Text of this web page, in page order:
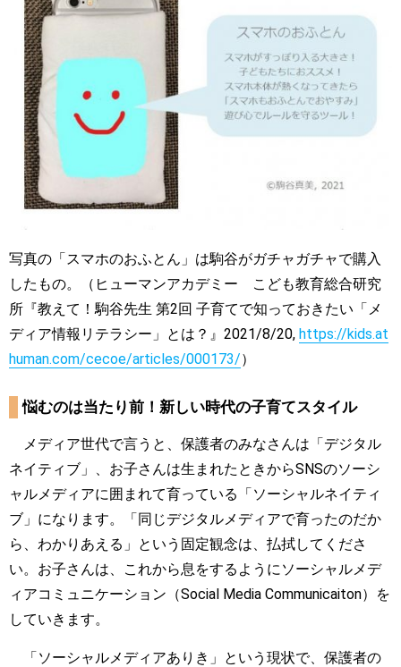
写真の「スマホのおふとん」は駒谷がガチャガチャで購入
したもの。（ヒューマンアカデミー こども教育総合研究
所『教えて！駒谷先生 第2回 子育てで知っておきたい「メ
ディア情報リテラシー」とは？』2021/8/20, https://kids.at
human.com/cecoe/articles/000173/）
悩むのは当たり前！新しい時代の子育てスタイル
メディア世代で言うと、保護者のみなさんは「デジタル
ネイティブ」、お子さんは生まれたときからSNSのソーシ
ャルメディアに囲まれて育っている「ソーシャルネイティ
ブ」になります。「同じデジタルメディアで育ったのだか
ら、わかりあえる」という固定観念は、払拭してくださ
い。お子さんは、これから息をするようにソーシャルメデ
ィアコミュニケーション（Social Media Communicaiton）を
していきます。
「ソーシャルメディアありき」という現状で、保護者の